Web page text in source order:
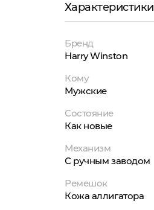
Характеристики
Бренд
Harry Winston
Кому
Мужские
Состояние
Как новые
Механизм
С ручным заводом
Ремешок
Кожа аллигатора